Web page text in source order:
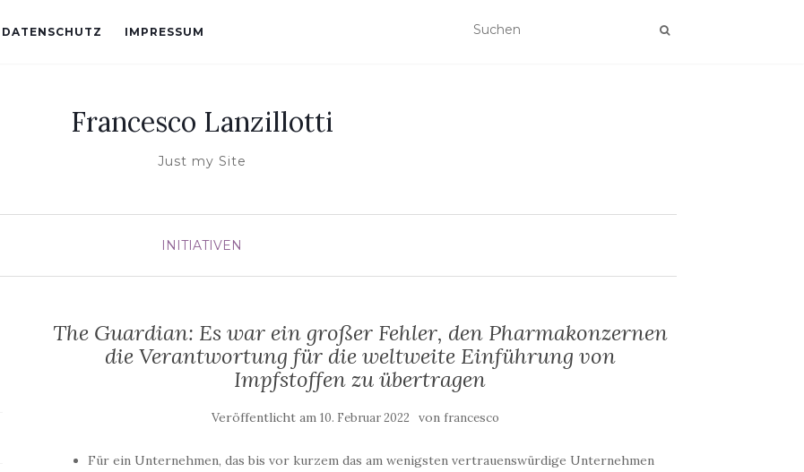
DATENSCHUTZ IMPRESSUM
Francesco Lanzillotti
Just my Site
INITIATIVEN
The Guardian: Es war ein großer Fehler, den Pharmakonzernen
die Verantwortung für die weltweite Einführung von
Impfstoffen zu übertragen
Veröffentlicht am10. Februar 2022 vonfrancesco
Für ein Unternehmen, das bis vor kurzem das am wenigsten vertrauenswürdige Unternehmen